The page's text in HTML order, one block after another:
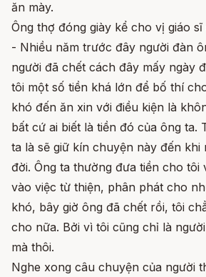
ăn mày.
Ông thợ đóng giày kể cho vị giáo
- Nhiều năm trước đây người đàn
người đã chết cách đây mấy ngày
tôi một số tiền khá lớn để bố thí
khó đến ăn xin với điều kiện là
bất cứ ai biết là tiền đó của ông ta.
ta là sẽ giữ kín chuyện này đến khi
đời. Ông ta thường đưa tiền cho tôi
vào việc từ thiện, phân phát cho
khó, bây giờ ông đã chết rồi, tôi
cho nữa. Bởi vì tôi cũng chỉ là
mà thôi.
Nghe xong câu chuyện của người